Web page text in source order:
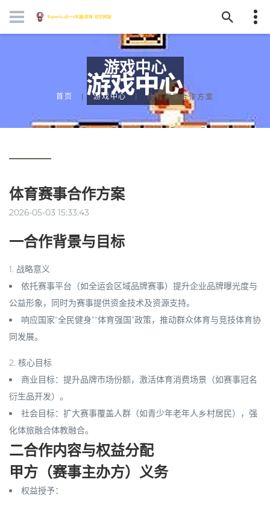
游戏中心
首页 游戏中心 体育赛事合作方案
体育赛事合作方案
2026-05-03 15:33:43
一合作背景与目标
1. 战略意义
依托赛事平台（如全运会区域品牌赛事）提升企业品牌曝光度与
公益形象，同时为赛事提供资金技术及资源支持。
响应国家“全民健身”“体育强国”政策，推动群众体育与竞技体育协
同发展。
2. 核心目标
商业目标：提升品牌市场份额，激活体育消费场景（如赛事冠名
衍生品开发）。
社会目标：扩大赛事覆盖人群（如青少年老年人乡村居民），强
化体旅融合体教融合。
二合作内容与权益分配
甲方（赛事主办方）义务
权益授予：